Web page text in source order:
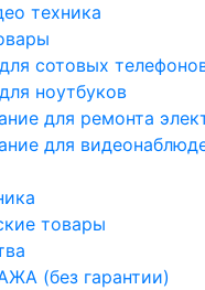
техника
сотовых
ноутбуков
для ремонта
для
товары
(без гарантии)